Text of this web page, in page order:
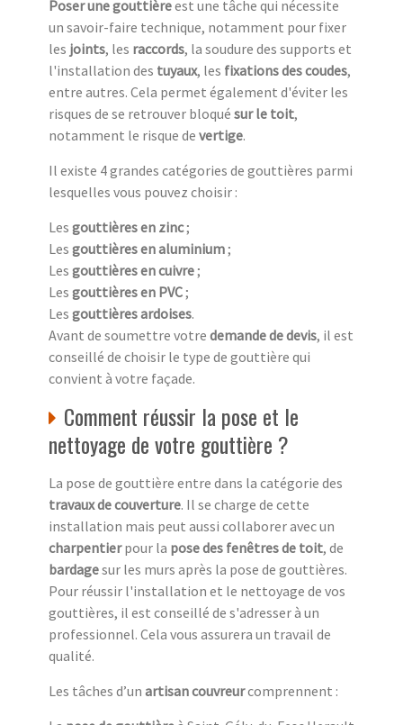
Poser une gouttièreest une tâche qui nécessite
un savoir-faire technique, notamment pour fixer
les joints, les raccords, la soudure des supports et
l'installation des tuyaux, les fixations des coudes,
entre autres. Cela permet également d'éviter les
risques de se retrouver bloqué sur le toit,
notamment le risque de vertige.
Il existe 4 grandes catégories de gouttières parmi
lesquelles vous pouvez choisir :
Les gouttières en zinc;
Les gouttières en aluminium ;
Les gouttières en cuivre ;
Les gouttières en PVC ;
Les gouttières ardoises.
Avant de soumettre votre demande de devis, il est
conseillé de choisir le type de gouttière qui
convient à votre façade.
Comment réussir la pose et le
nettoyage de votre gouttière ?
La pose de gouttière entre dans la catégorie des
travaux de couverture. Il se charge de cette
installation mais peut aussi collaborer avec un
charpentierpour la pose des fenêtres de toit, de
bardagesur les murs après la pose de gouttières.
Pour réussir l'installation et le nettoyage de vos
gouttières, il est conseillé de s'adresser à un
professionnel. Cela vous assurera un travail de
qualité.
Les tâches d’un artisan couvreurcomprennent :